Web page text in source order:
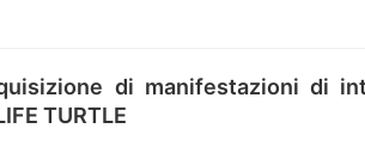
di manifestazioni di
TURTLE